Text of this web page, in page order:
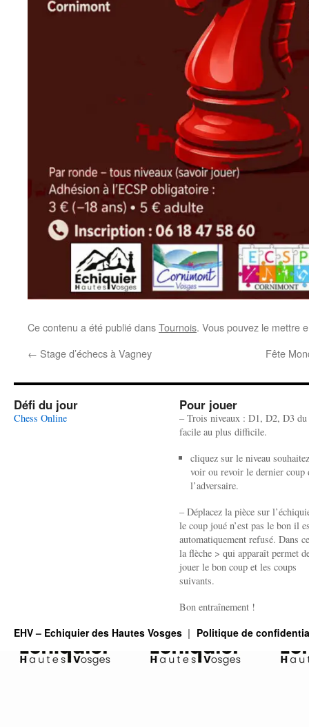
Ce contenu a été publié dansTournois. Vous pouvez le mettre
← Stage d’échecs à Vagney Fête
Défi du jour
Chess Online
Pour jouer
– Trois niveaux : D1, D2, D3
facile au plus difficile.
cliquez sur le niveau
voir ou revoir le dernier coup
l’adversaire.
– Déplacez la pièce sur
le coup joué n’est pas le bon il
automatiquement refusé. Dans
la flèche > qui apparaît permet
jouer le bon coup et les coups
suivants.
Bon entraînement !
EHV – Echiquier des Hautes Vosges Politique de